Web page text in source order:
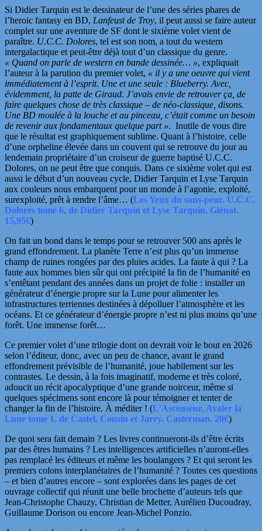
Si Didier Tarquin est le dessinateur de l’une des séries phares de
l’heroic fantasy en BD, Lanfeust de Troy, il peut aussi se faire auteur
complet sur une aventure de SF dont le sixième volet vient de
paraître. U.C.C. Dolores, tel est son nom, a tout du western
intergalactique et peut-être déjà tout d’un classique du genre.
« Quand on parle de western en bande dessinée… », expliquait
l’auteur à la parution du premier volet, « il y a une oeuvre qui vient
immédiatement à l’esprit. Une et une seule : Blueberry. Avec,
évidemment, la patte de Giraud. J’avais envie de retrouver ça, de
faire quelques chose de très classique – de néo-classique, disons.
Une BD moulée à la louche et au pinceau, c’était comme un besoin
de revenir aux fondamentaux quelque part ». Inutile de vous dire
que le résultat est graphiquement sublime. Quant à l’histoire, celle
d’une orpheline élevée dans un couvent qui se retrouve du jour au
lendemain propriétaire d’un croiseur de guerre baptisé U.C.C.
Dolores, on ne peut être que conquis. Dans ce sixième volet qui est
aussi le début d’un nouveau cycle, Didier Tarquin et Lyse Tarquin
aux couleurs nous embarquent pour un monde à l’agonie, exploité,
surexploité, prêt à rendre l’âme… (Les Yeux du sans-peur, U.C.C.
Dolores tome 6, de Didier Tarquin et Lyse Tarquin. Glénat.
15,95€)
On fait un bond dans le temps pour se retrouver 500 ans après le
grand effondrement. La planète Terre n’est plus qu’un immense
champ de ruines rongées par des pluies acides. La faute à qui ? La
faute aux hommes bien sûr qui ont précipité la fin de l’humanité en
s’entêtant pendant des années dans un projet de folie : installer un
générateur d’énergie propre sur la Lune pour alimenter les
infrastructures terriennes destinées à dépolluer l’atmosphère et les
océans. Et ce générateur d’énergie propre n’est ni plus moins qu’une
forêt. Une immense forêt…
Ce premier volet d’une trilogie dont on devrait voir le bout en 2026
selon l’éditeur, donc, avec un peu de chance, avant le grand
effondrement prévisible de l’humanité, joue habilement sur les
contrastes. Le dessin, à la fois imaginatif, moderne et très coloré,
adoucit un récit apocalyptique d’une grande noirceur, même si
quelques spécimens sont encore là pour témoigner et tenter de
changer la fin de l’histoire. À méditer ! (L’Ascenseur, Avaler la
Lune tome 1, de Castel, Cousin et Jarry. Casterman. 20€)
De quoi sera fait demain ? Les livres continueront-ils d’être écrits
par des êtres humains ? Les intelligences artificielles n’auront-elles
pas remplacé les éditeurs et même les boulangers ? Et qui seront les
premiers colons interplanétaires de l’humanité ? Toutes ces questions
– et bien d’autres encore – sont explorées dans les pages de cet
ouvrage collectif qui réunit une belle brochette d’auteurs tels que
Jean-Christophe Chauzy, Christian de Metter, Aurélien Ducoudray,
Guillaume Dorison ou encore Jean-Michel Ponzio.